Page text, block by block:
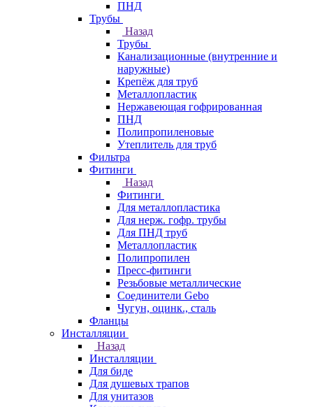
ПНД
Трубы
Назад
Трубы
Канализационные (внутренние и
наружные)
Крепёж для труб
Металлопластик
Нержавеющая гофрированная
ПНД
Полипропиленовые
Утеплитель для труб
Фильтра
Фитинги
Назад
Фитинги
Для металлопластика
Для нерж. гофр. трубы
Для ПНД труб
Металлопластик
Полипропилен
Пресс-фитинги
Резьбовые металлические
Соединители Gebo
Чугун, оцинк., сталь
Фланцы
Инсталляции
Назад
Инсталляции
Для биде
Для душевых трапов
Для унитазов